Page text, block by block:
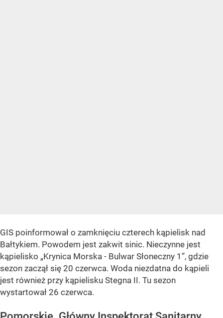
GIS poinformował o zamknięciu czterech kąpielisk nad
Bałtykiem. Powodem jest zakwit sinic. Nieczynne jest
kąpielisko „Krynica Morska - Bulwar Słoneczny 1”, gdzie
sezon zaczął się 20 czerwca. Woda niezdatna do kąpieli
jest również przy kąpielisku Stegna II. Tu sezon
wystartował 26 czerwca.